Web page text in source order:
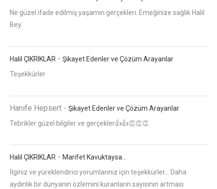
Ne güzel ifade edilmiş yaşamın gerçekleri. Emeğinize sağlık Halil
Bey.
Halil ÇIKRIKLAR - Şikayet Edenler ve Çözüm Arayanlar
Teşekkürler
Hanife Hepsert - Şikayet Edenler ve Çözüm Arayanlar
Tebrikler güzel bilgiler ve gerçekler👍👍👏👏👏
Halil ÇIKRIKLAR - Marifet Kavuktaysa…
İlginiz ve yüreklendirici yorumlarınız için teşekkürler... Daha
aydınlık bir dünyanın özlemini kuranların sayısının artması